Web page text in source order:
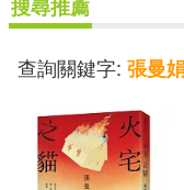
搜尋推薦
查詢關鍵字: 張曼